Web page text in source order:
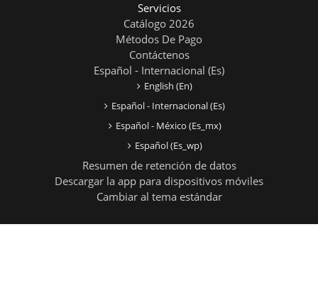
Servicios
Catálogo 2026
Métodos De Pago
Contáctenos
Español - Internacional ‎(es)‎
English ‎(en)‎
Español - Internacional ‎(es)‎
Español - México ‎(es_mx)‎
Español ‎(es_wp)‎
Resumen de retención de datos
Descargar la app para dispositivos móviles
Cambiar al tema estándar